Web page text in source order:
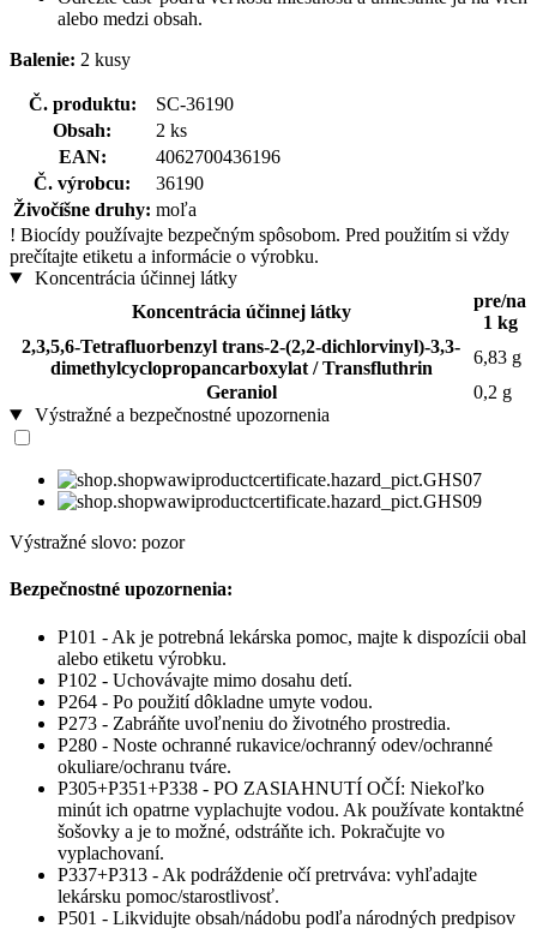
alebo medzi obsah.
Balenie: 2 kusy
Č. produktu:
SC-36190
Obsah:
2 ks
EAN:
4062700436196
Č. výrobcu:
36190
Živočíšne druhy: moľa
! Biocídy používajte bezpečným spôsobom. Pred použitím si vždy
prečítajte etiketu a informácie o výrobku.
Koncentrácia účinnej látky
Koncentrácia účinnej látky
pre/na
1 kg
2,3,5,6-Tetrafluorbenzyl trans-2-(2,2-dichlorvinyl)-3,3-
dimethylcyclopropancarboxylat / Transfluthrin
6,83 g
Geraniol
0,2 g
Výstražné a bezpečnostné upozornenia
Výstražné slovo: pozor
Bezpečnostné upozornenia:
P101 - Ak je potrebná lekárska pomoc, majte k dispozícii obal
alebo etiketu výrobku.
P102 - Uchovávajte mimo dosahu detí.
P264 - Po použití dôkladne umyte vodou.
P273 - Zabráňte uvoľneniu do životného prostredia.
P280 - Noste ochranné rukavice/ochranný odev/ochranné
okuliare/ochranu tváre.
P305+P351+P338 - PO ZASIAHNUTÍ OČÍ: Niekoľko
minút ich opatrne vyplachujte vodou. Ak používate kontaktné
šošovky a je to možné, odstráňte ich. Pokračujte vo
vyplachovaní.
P337+P313 - Ak podráždenie očí pretrváva: vyhľadajte
lekársku pomoc/starostlivosť.
P501 - Likvidujte obsah/nádobu podľa národných predpisov